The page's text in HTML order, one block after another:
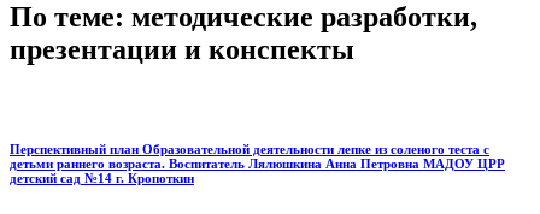
По теме: методические разработки,
презентации и конспекты
Перспективный план Образовательной деятельности лепке из соленого теста с
детьми раннего возраста. Воспитатель Лялюшкина Анна Петровна МАДОУ ЦРР
детский сад №14 г. Кропоткин